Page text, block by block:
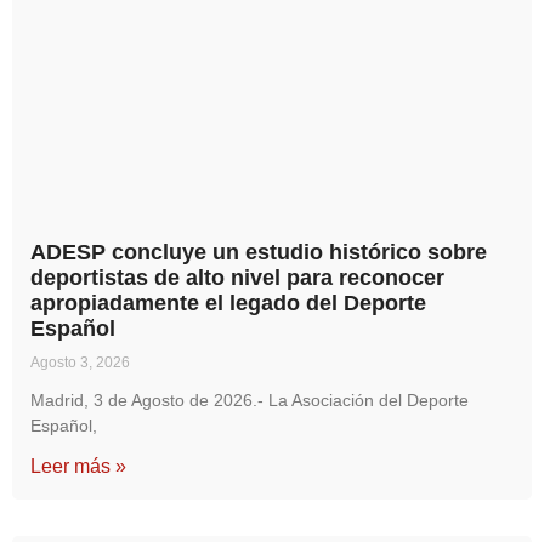
ADESP concluye un estudio histórico sobre
deportistas de alto nivel para reconocer
apropiadamente el legado del Deporte
Español
Agosto 3, 2026
Madrid, 3 de Agosto de 2026.- La Asociación del Deporte
Español,
Leer más »